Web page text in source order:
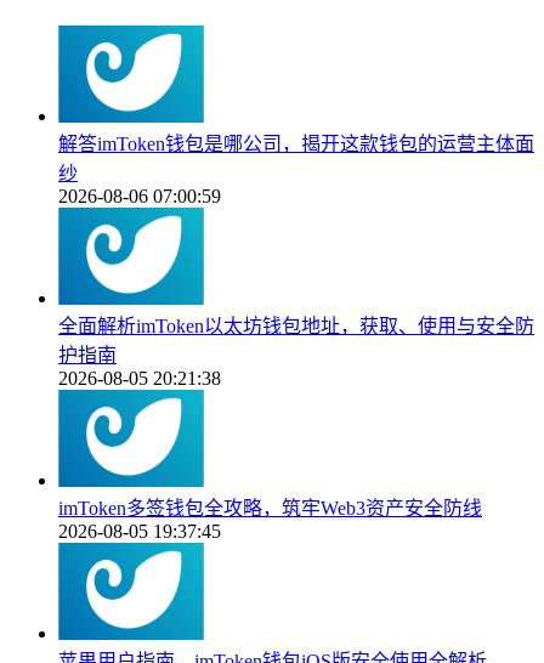
解答imToken钱包是哪公司，揭开这款钱包的运营主体面
纱
2026-08-06 07:00:59
全面解析imToken以太坊钱包地址，获取、使用与安全防
护指南
2026-08-05 20:21:38
imToken多签钱包全攻略，筑牢Web3资产安全防线
2026-08-05 19:37:45